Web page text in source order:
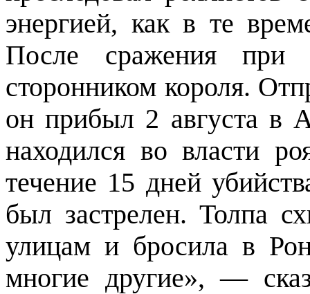
энергией, как в те
После сражения при
сторонником короля.
он прибыл 2 августа в
находился во власти
течение 15 дней
был застрелен. Толпа
улицам и бросила в
многие другие», —